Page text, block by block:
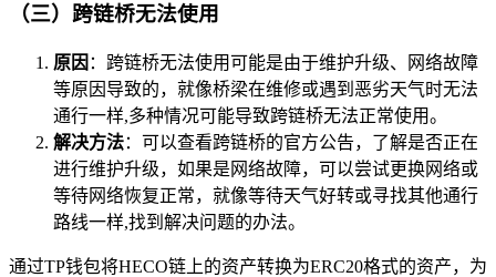
（三）跨链桥无法使用
原因 ：跨链桥无法使用可能是由于维护升级、网络故障
等原因导致的，就像桥梁在维修或遇到恶劣天气时无法
通行一样,多种情况可能导致跨链桥无法正常使用。
解决方法：可以查看跨链桥的官方公告，了解是否正在
进行维护升级，如果是网络故障，可以尝试更换网络或
等待网络恢复正常，就像等待天气好转或寻找其他通行
路线一样,找到解决问题的办法。
通过TP钱包将HECO链上的资产转换为ERC20格式的资产，为